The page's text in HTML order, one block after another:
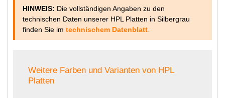
HINWEIS: Die vollständigen Angaben zu den
technischen Daten unserer HPL Platten in Silbergrau
finden Sie im technischem Datenblatt
Weitere Farben und Varianten von HPL
Platten